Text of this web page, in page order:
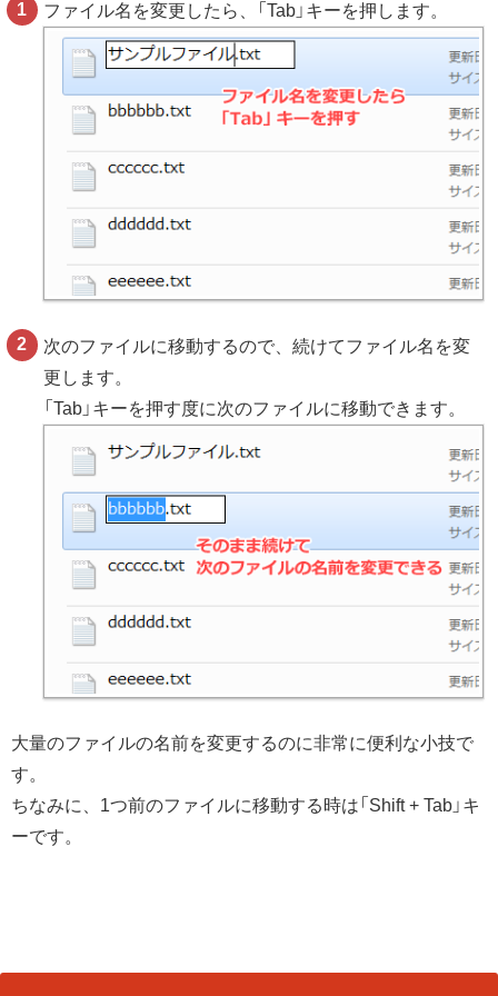
ファイル名を変更したら、「Tab」キーを押します。
次のファイルに移動するので、続けてファイル名を変
更します。
「Tab」キーを押す度に次のファイルに移動できます。
大量のファイルの名前を変更するのに非常に便利な小技で
す。
ちなみに、1つ前のファイルに移動する時は「Shift + Tab」キ
ーです。